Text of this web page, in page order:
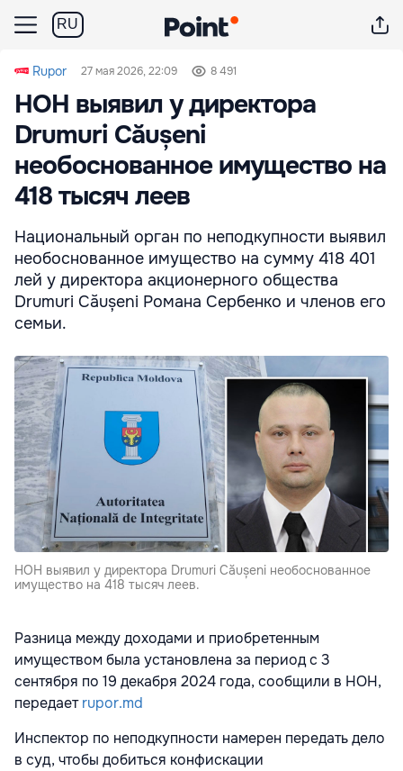
RU
Rupor 27 мая 2026, 22:09 8 491
НОН выявил у директора
Drumuri Căușeni
необоснованное имущество на
418 тысяч леев
Национальный орган по неподкупности выявил
необоснованное имущество на сумму 418 401
лей у директора акционерного общества
Drumuri Căușeni Романа Сербенко и членов его
семьи.
НОН выявил у директора Drumuri Căușeni необоснованное
имущество на 418 тысяч леев.
Разница между доходами и приобретенным
имуществом была установлена за период с 3
сентября по 19 декабря 2024 года, сообщили в НОН,
передаетrupor.md
Инспектор по неподкупности намерен передать дело
в суд, чтобы добиться конфискации